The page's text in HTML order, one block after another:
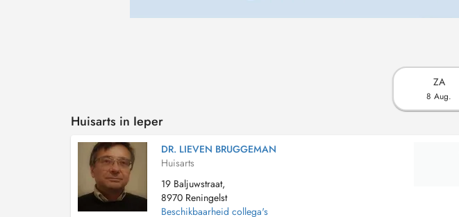
ZA
8 Aug.
Huisarts in Ieper
DR. LIEVEN BRUGGEMAN
Huisarts
19 Baljuwstraat,
8970 Reningelst
Beschikbaarheid collega's